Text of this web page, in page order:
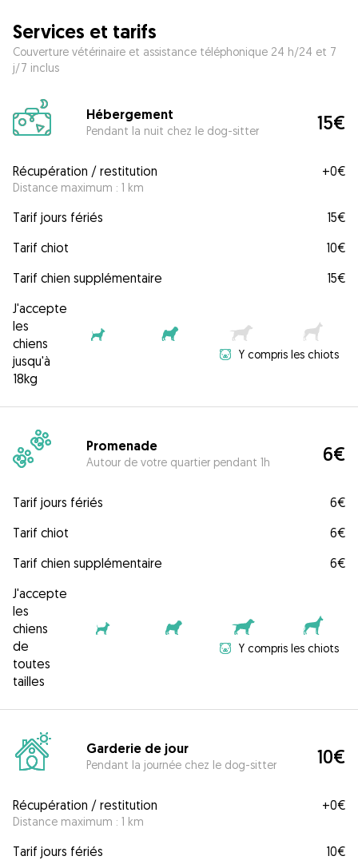
Services et tarifs
Couverture vétérinaire et assistance téléphonique 24 h/24 et 7
j/7 inclus
Hébergement
Pendant la nuit chez le dog-sitter 15€
Récupération / restitution
Distance maximum : 1 km
+0€
Tarif jours fériés
15€
Tarif chiot
10€
Tarif chien supplémentaire
15€
J'accepte
les
chiens
jusqu'à
18kg
Y compris les chiots
Promenade
Autour de votre quartier pendant 1h 6€
Tarif jours fériés
6€
Tarif chiot
6€
Tarif chien supplémentaire
6€
J'accepte
les
chiens
de
toutes
tailles
Y compris les chiots
Garderie de jour
Pendant la journée chez le dog-sitter 10€
Récupération / restitution
Distance maximum : 1 km
+0€
Tarif jours fériés 10€